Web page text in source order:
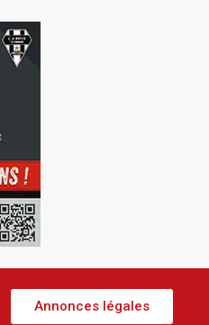
Annonces légales